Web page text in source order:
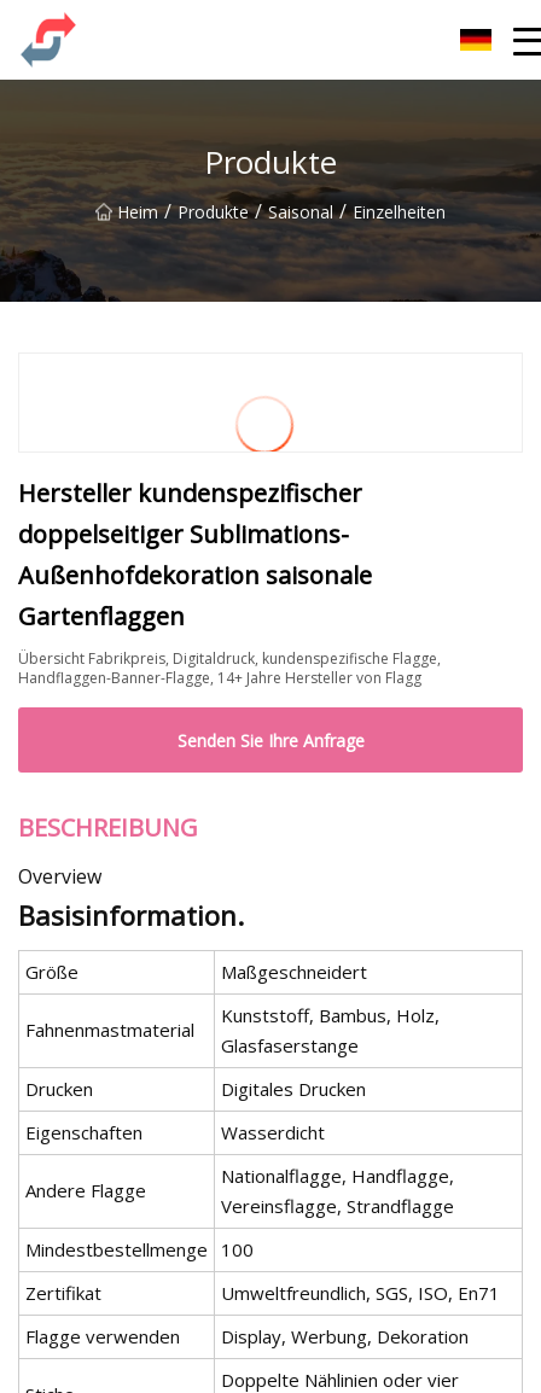
Produkte
Heim / Produkte / Saisonal / Einzelheiten
Hersteller kundenspezifischer
doppelseitiger Sublimations-
Außenhofdekoration saisonale
Gartenflaggen
Übersicht Fabrikpreis, Digitaldruck, kundenspezifische Flagge,
Handflaggen-Banner-Flagge, 14+ Jahre Hersteller von Flagg
Senden Sie Ihre Anfrage
BESCHREIBUNG
Overview
Basisinformation.
Größe Maßgeschneidert
Fahnenmastmaterial
Kunststoff, Bambus, Holz,
Glasfaserstange
Drucken
Digitales Drucken
Eigenschaften
Wasserdicht
Andere Flagge
Nationalflagge, Handflagge,
Vereinsflagge, Strandflagge
Mindestbestellmenge
100
Zertifikat
Umweltfreundlich, SGS, ISO, En71
Flagge verwenden
Display, Werbung, Dekoration
Doppelte Nählinien oder vier